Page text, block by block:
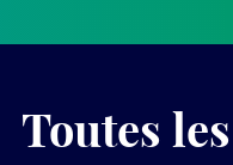
Toutes